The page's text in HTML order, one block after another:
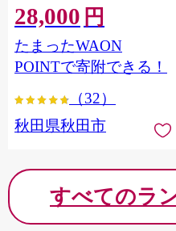
最短翌日発送 [スコッティ
フラワーパック トイレッ
トペーパー 日本製紙クレ
シア] 秋田県秋田市
28,000 円
たまったWAON
POINTで寄附できる！
（32）
秋田県秋田市
すべてのラ